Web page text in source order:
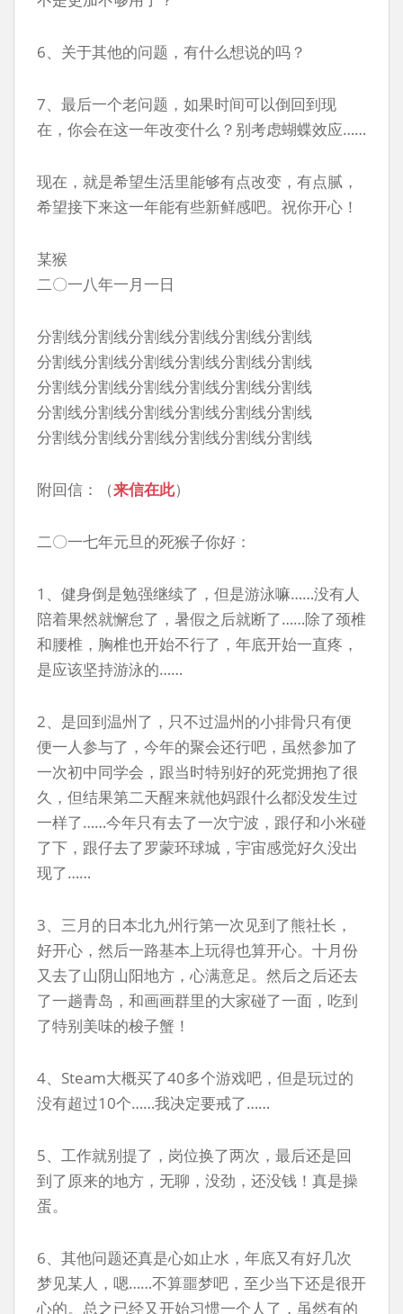
6、关于其他的问题，有什么想说的吗？
7、最后一个老问题，如果时间可以倒回到现
在，你会在这一年改变什么？别考虑蝴蝶效应……
现在，就是希望生活里能够有点改变，有点腻，
希望接下来这一年能有些新鲜感吧。祝你开心！
某猴
二〇一八年一月一日
分割线分割线分割线分割线分割线分割线
分割线分割线分割线分割线分割线分割线
分割线分割线分割线分割线分割线分割线
分割线分割线分割线分割线分割线分割线
分割线分割线分割线分割线分割线分割线
附回信：（来信在此）
二〇一七年元旦的死猴子你好：
1、健身倒是勉强继续了，但是游泳嘛……没有人
陪着果然就懈怠了，暑假之后就断了……除了颈椎
和腰椎，胸椎也开始不行了，年底开始一直疼，
是应该坚持游泳的……
2、是回到温州了，只不过温州的小排骨只有便
便一人参与了，今年的聚会还行吧，虽然参加了
一次初中同学会，跟当时特别好的死党拥抱了很
久，但结果第二天醒来就他妈跟什么都没发生过
一样了……今年只有去了一次宁波，跟仔和小米碰
了下，跟仔去了罗蒙环球城，宇宙感觉好久没出
现了……
3、三月的日本北九州行第一次见到了熊社长，
好开心，然后一路基本上玩得也算开心。十月份
又去了山阴山阳地方，心满意足。然后之后还去
了一趟青岛，和画画群里的大家碰了一面，吃到
了特别美味的梭子蟹！
4、Steam大概买了40多个游戏吧，但是玩过的
没有超过10个……我决定要戒了……
5、工作就别提了，岗位换了两次，最后还是回
到了原来的地方，无聊，没劲，还没钱！真是操
蛋。
6、其他问题还真是心如止水，年底又有好几次
梦见某人，嗯……不算噩梦吧，至少当下还是很开
心的。总之已经又开始习惯一个人了，虽然有的